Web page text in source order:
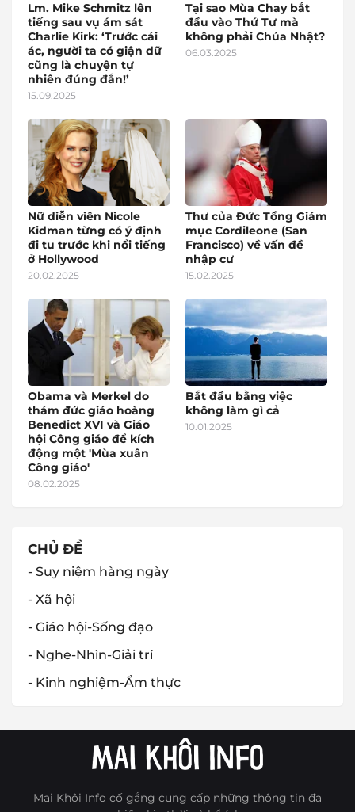
Lm. Mike Schmitz lên
tiếng sau vụ ám sát
Charlie Kirk: ‘Trước cái
ác, người ta có giận dữ
cũng là chuyện tự
nhiên đúng đắn!’
15.09.2025
Tại sao Mùa Chay bắt
đầu vào Thứ Tư mà
không phải Chúa Nhật?
06.03.2025
Nữ diễn viên Nicole
Kidman từng có ý định
đi tu trước khi nổi tiếng
ở Hollywood
20.02.2025
Thư của Đức Tổng Giám
mục Cordileone (San
Francisco) về vấn đề
nhập cư
15.02.2025
Obama và Merkel do
thám đức giáo hoàng
Benedict XVI và Giáo
hội Công giáo để kích
động một 'Mùa xuân
Công giáo'
08.02.2025
Bắt đầu bằng việc
không làm gì cả
10.01.2025
CHỦ ĐỀ
- Suy niệm hàng ngày
- Xã hội
- Giáo hội-Sống đạo
- Nghe-Nhìn-Giải trí
- Kinh nghiệm-Ẩm thực
Mai Khôi Info cố gắng cung cấp những thông tin đa